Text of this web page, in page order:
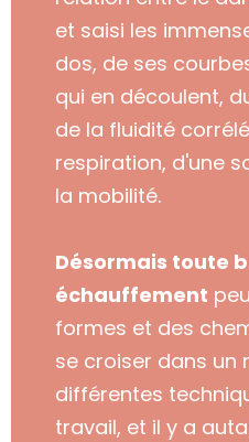
et saisi les
dos, de ses
qui en découlent, d
de la fluidité
respiration, d'une
la mobilité.
Désormais toute
échauffement
formes et des
se croiser dans un
différentes
travail, et il y a